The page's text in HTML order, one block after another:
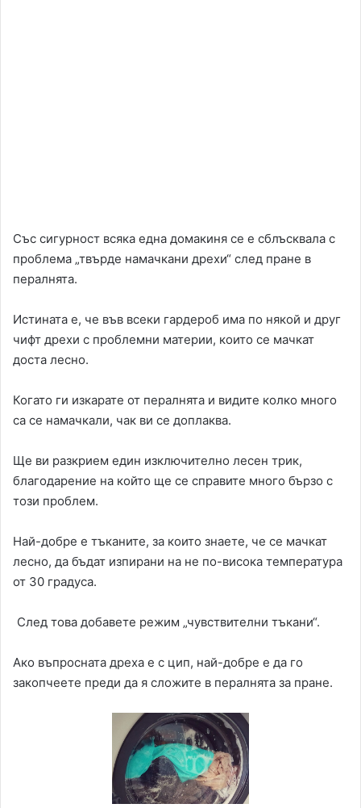
Със сигурност всяка една домакиня се е сблъсквала с
проблема „твърде намачкани дрехи“ след пране в
пералнята.
Истината е, че във всеки гардероб има по някой и друг
чифт дрехи с проблемни материи, които се мачкат
доста лесно.
Когато ги изкарате от пералнята и видите колко много
са се намачкали, чак ви се доплаква.
Ще ви разкрием един изключително лесен трик,
благодарение на който ще се справите много бързо с
този проблем.
Най-добре е тъканите, за които знаете, че се мачкат
лесно, да бъдат изпирани на не по-висока температура
от 30 градуса.
След това добавете режим „чувствителни тъкани“.
Ако въпросната дреха е с цип, най-добре е да го
закопчеете преди да я сложите в пералнята за пране.